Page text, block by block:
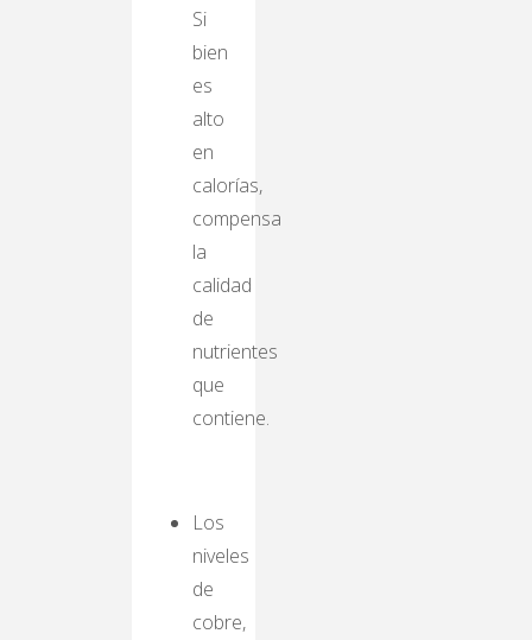
Si
bien
es
alto
en
calorías,
compensa
la
calidad
de
nutrientes
que
contiene.
Los
niveles
de
cobre,